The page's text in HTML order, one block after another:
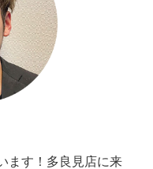
ます！多良見店に来